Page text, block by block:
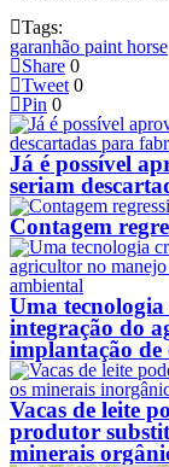
Tags:
garanhão paint horse
Share 0
Tweet 0
Pin 0
Já é possível
seriam
Contagem
Uma
integração do
implantação de
Vacas de leite
produtor
minerais